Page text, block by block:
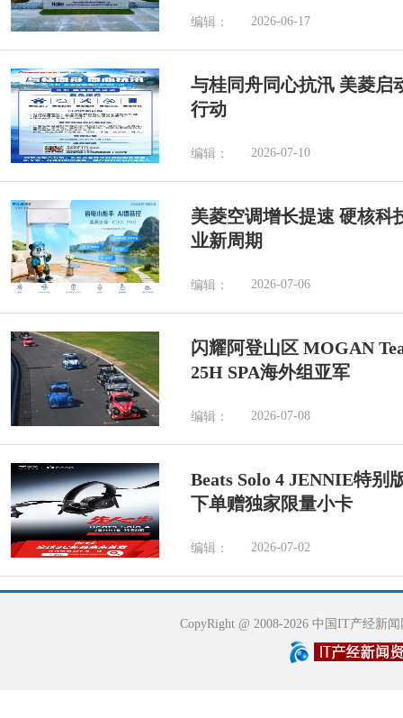
编辑： 2026-06-17
与桂同舟同心抗汛 美菱启
行动
编辑： 2026-07-10
美菱空调增长提速 硬核科
业新周期
编辑： 2026-07-06
闪耀阿登山区 MOGAN
25H SPA海外组亚军
编辑： 2026-07-08
Beats Solo 4 JENNIE特别
下单赠独家限量小卡
编辑： 2026-07-02
CopyRight @ 2008-2026 中国IT产经新